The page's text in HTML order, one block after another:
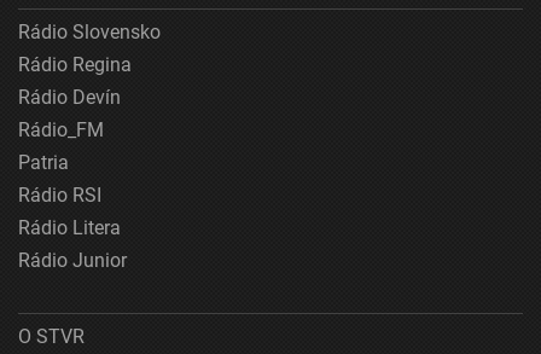
Rádio Slovensko
Rádio Regina
Rádio Devín
Rádio_FM
Patria
Rádio RSI
Rádio Litera
Rádio Junior
O STVR